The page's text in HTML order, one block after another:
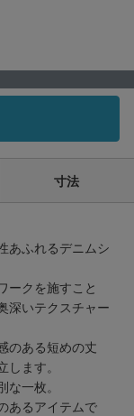
寸法
あふれるデニムシ
ークを施すこと
深いテクスチャー
のある短めの丈
します。
な一枚。
あるアイテムで